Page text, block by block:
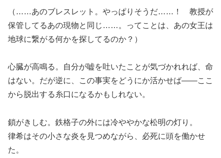
（……あのブレスレット。やっぱりそうだ……！ 教授が
保管してるあの現物と同じ……。ってことは、あの女王は
地球に繋がる何かを探してるのか？）
心臓が高鳴る。自分が嘘を吐いたことが気づかれれば、命
はない。だが逆に、この事実をどうにか活かせば――ここ
から脱出する糸口になるかもしれない。
鎖がきしむ。鉄格子の外には冷ややかな松明の灯り。
律希はその小さな炎を見つめながら、必死に頭を働かせ
た。